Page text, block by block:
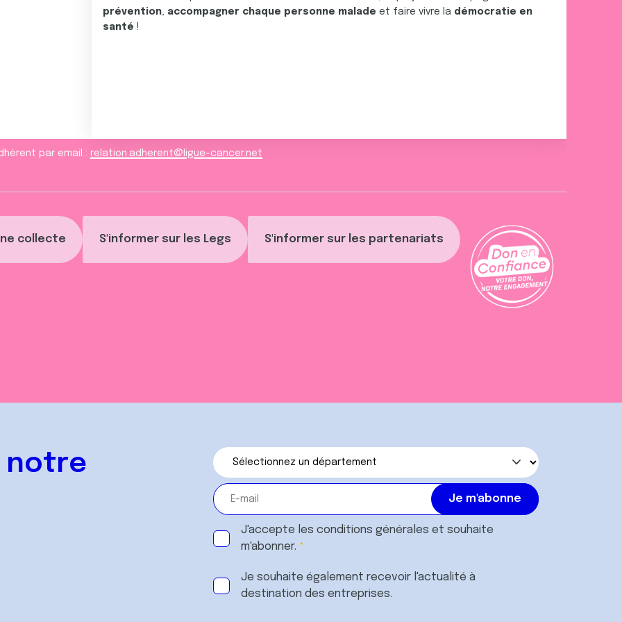
collecte S'informer sur les Legs S'informer sur les partenariats
prévention, accompagner chaque personne malade et faire vivre la démocratie en
santé !
par email : relation.adherent@ligue-cancer.net
notre
J'accepte les conditions générales et souhaite
m'abonner.
Je souhaite également recevoir l'actualité à
destination des entreprises.